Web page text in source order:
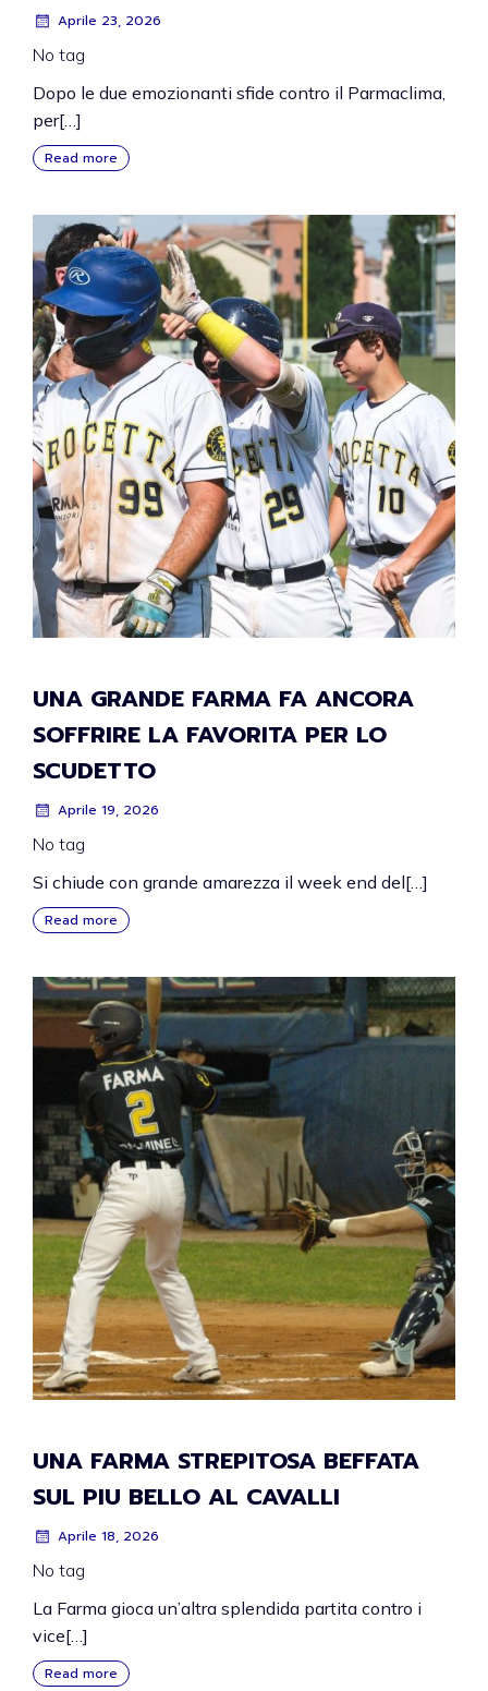
Aprile 23, 2026
No tag
Dopo le due emozionanti sfide contro il Parmaclima,
per[…]
Read more
UNA GRANDE FARMA FA ANCORA
SOFFRIRE LA FAVORITA PER LO
SCUDETTO
Aprile 19, 2026
No tag
Si chiude con grande amarezza il week end del[…]
Read more
UNA FARMA STREPITOSA BEFFATA
SUL PIU BELLO AL CAVALLI
Aprile 18, 2026
No tag
La Farma gioca un’altra splendida partita contro i
vice[…]
Read more